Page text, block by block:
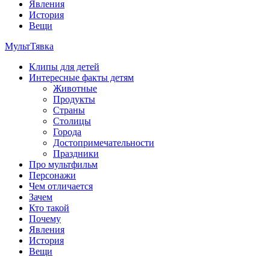
Явления
История
Вещи
МультТявка
интересные факты про страны, столицы и города, клипы из
мультфильмов, мульт-клипы, песни из мультиков, детские
клипы, интересные факты о мультфильмах и про персонажей
мультфильмов
Клипы для детей
Интересные факты детям
Животные
Продукты
Страны
Столицы
Города
Достопримечательности
Праздники
Про мультфильм
Персонажи
Чем отличается
Зачем
Кто такой
Почему
Явления
История
Вещи